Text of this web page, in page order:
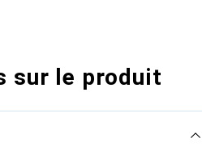
sur le produit